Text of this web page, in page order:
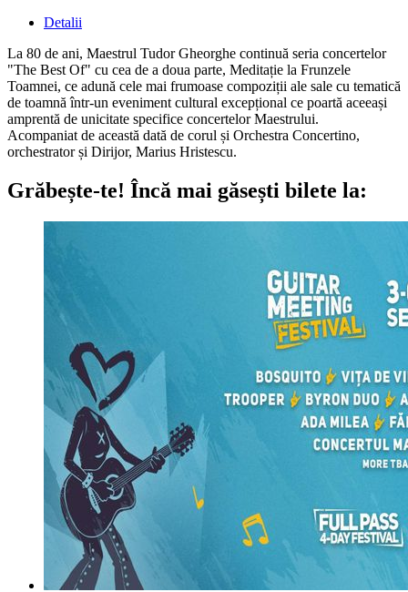
Detalii
La 80 de ani, Maestrul Tudor Gheorghe continuă seria concertelor
"The Best Of" cu cea de a doua parte, Meditație la Frunzele
Toamnei, ce adună cele mai frumoase compoziții ale sale cu tematică
de toamnă într-un eveniment cultural excepțional ce poartă aceeași
amprentă de unicitate specifice concertelor Maestrului.
Acompaniat de această dată de corul și Orchestra Concertino,
orchestrator și Dirijor, Marius Hristescu.
Grăbește-te! Încă mai găsești bilete la: